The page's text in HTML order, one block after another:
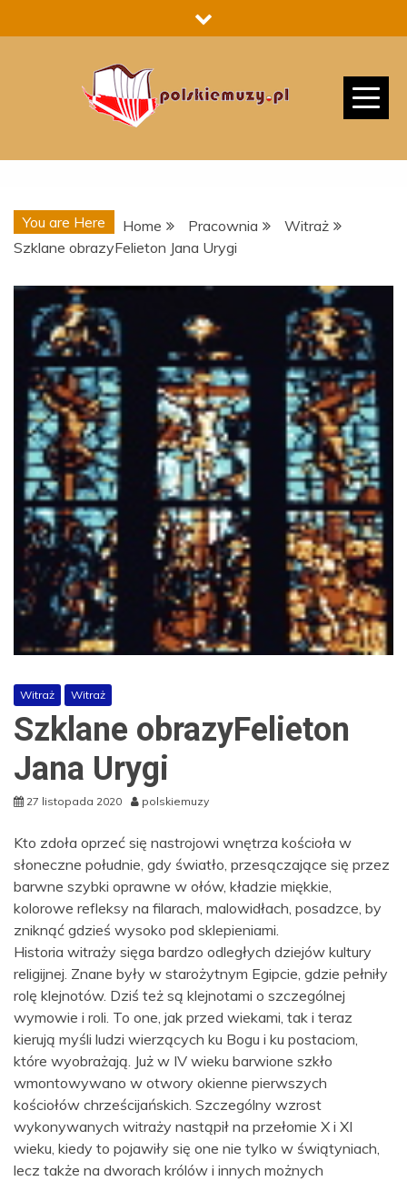
to
You are Here Home Pracownia
Witraż
Szklane obrazyFelieton Jana Urygi
Witraż Witraż
Szklane obrazyFelieton
Jana Urygi
27 listopada 2020 polskiemuzy
Kto zdoła oprzeć się nastrojowi wnętrza kościoła w
słoneczne południe, gdy światło, przesączające się przez
barwne szybki oprawne w ołów, kładzie miękkie,
kolorowe refleksy na filarach, malowidłach, posadzce, by
zniknąć gdzieś wysoko pod sklepieniami.
Historia witraży sięga bardzo odległych dziejów kultury
religijnej. Znane były w starożytnym Egipcie, gdzie pełniły
rolę klejnotów. Dziś też są klejnotami o szczególnej
wymowie i roli. To one, jak przed wiekami, tak i teraz
kierują myśli ludzi wierzących ku Bogu i ku postaciom,
które wyobrażają. Już w IV wieku barwione szkło
wmontowywano w otwory okienne pierwszych
kościołów chrześcijańskich. Szczególny wzrost
wykonywanych witraży nastąpił na przełomie X i XI
wieku, kiedy to pojawiły się one nie tylko w świątyniach,
lecz także na dworach królów i innych możnych